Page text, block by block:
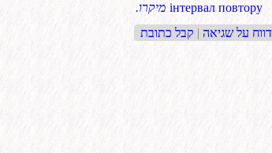
.מיקרו інтервал повтору
דווח על שגיאה |